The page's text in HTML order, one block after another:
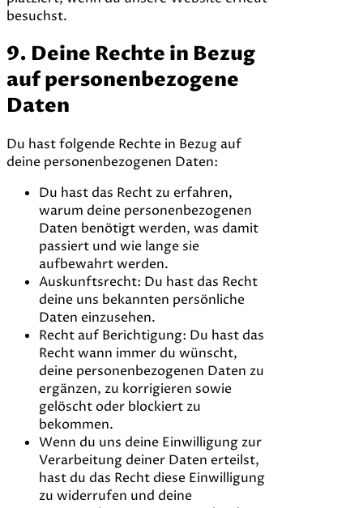
besuchst.
9. Deine Rechte in Bezug
auf personenbezogene
Daten
Du hast folgende Rechte in Bezug auf
deine personenbezogenen Daten:
Du hast das Recht zu erfahren,
warum deine personenbezogenen
Daten benötigt werden, was damit
passiert und wie lange sie
aufbewahrt werden.
Auskunftsrecht: Du hast das Recht
deine uns bekannten persönliche
Daten einzusehen.
Recht auf Berichtigung: Du hast das
Recht wann immer du wünscht,
deine personenbezogenen Daten zu
ergänzen, zu korrigieren sowie
gelöscht oder blockiert zu
bekommen.
Wenn du uns deine Einwilligung zur
Verarbeitung deiner Daten erteilst,
hast du das Recht diese Einwilligung
zu widerrufen und deine